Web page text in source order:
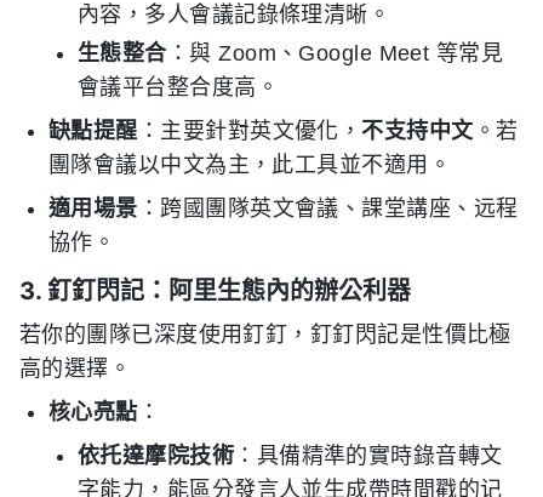
內容，多人會議記錄條理清晰。
生態整合：與 Zoom、Google Meet 等常見
會議平台整合度高。
缺點提醒 ：主要針對英文優化，不支持中文 。若
團隊會議以中文為主，此工具並不適用。
適用場景 ：跨國團隊英文會議、課堂講座、远程
協作。
3. 釘釘閃記：阿里生態內的辦公利器
若你的團隊已深度使用釘釘，釘釘閃記是性價比極
高的選擇。
核心亮點 ：
依托達摩院技術 ：具備精準的實時錄音轉文
字能力，能區分發言人並生成帶時間戳的记